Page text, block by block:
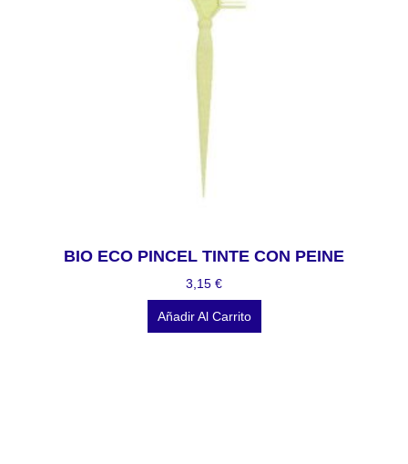
BIO ECO PINCEL TINTE CON PEINE
3,15 €
Añadir Al Carrito